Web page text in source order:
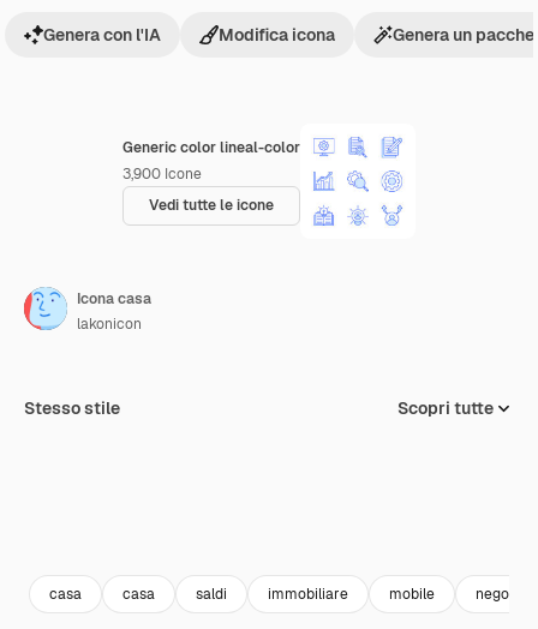
Generic color lineal-color
3,900 Icone
Vedi tutte le icone
Genera con l'IA Modifica icona Genera un
Icona casa
lakonicon
Stesso stile Scopri tutte
casa casa saldi immobiliare mobile negozio